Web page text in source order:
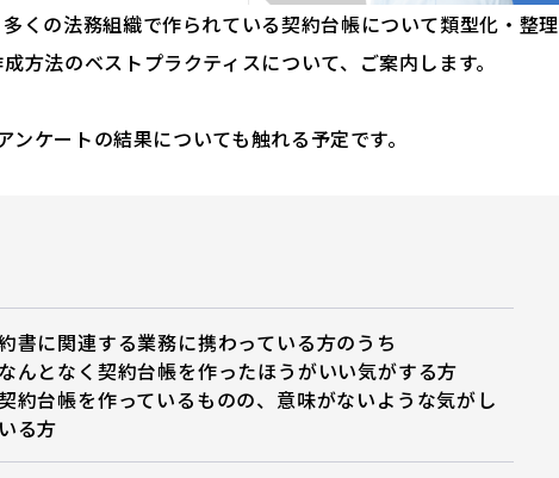
くの法務組織で作られている契約台帳について類型化・整理
方法のベストプラクティスについて、ご案内します。
ケートの結果についても触れる予定です。
書に関連する業務に携わっている方のうち
んとなく契約台帳を作ったほうがいい気がする方
約台帳を作っているものの、意味がないような気がし
る方